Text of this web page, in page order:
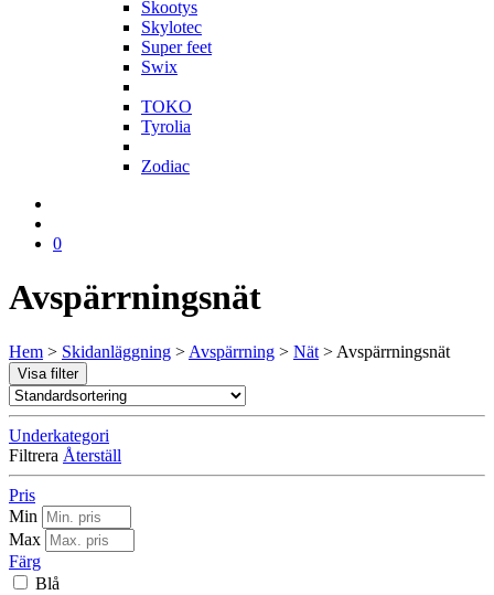
Skootys
Skylotec
Super feet
Swix
TOKO
Tyrolia
Zodiac
0
Avspärrningsnät
Hem > Skidanläggning > Avspärrning > Nät > Avspärrningsnät
Visa filter
Underkategori
Filtrera Återställ
Pris
Min
Max
Färg
Blå